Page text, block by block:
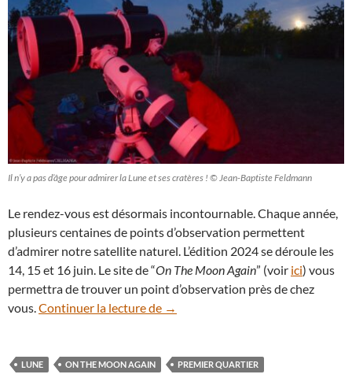
Il n’y a pas d’âge pour admirer la Lune et ses cratères ! © Jean-Baptiste Feldmann
Le rendez-vous est désormais incontournable. Chaque année,
plusieurs centaines de points d’observation permettent
d’admirer notre satellite naturel. L’édition 2024 se déroule les
14, 15 et 16 juin. Le site de “On The Moon Again” (voir ici) vous
permettra de trouver un point d’observation près de chez
vous.Continuer la lecture de On The Moon Again : ce week-
→
LUNE ON THE MOON AGAIN PREMIER QUARTIER